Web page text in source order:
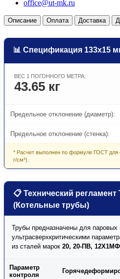
office@ut-mk.ru
Описание Оплата Доставка
📊 Спецификация 133х15
ВЕС 1 ПОГОННОГО МЕТРА:
43.65 кг
Предельное отклонение (диаметр):
Предельное отклонение (стенка):
* Расчет выполнен по формуле ГОСТ для
г/см³).
📋 Технический регламент
(Котельные трубы)
Трубы предназначены для паровых
ультрасверхкритическими
из сталей марок 20, 20-ПВ,
Параметр
контроля